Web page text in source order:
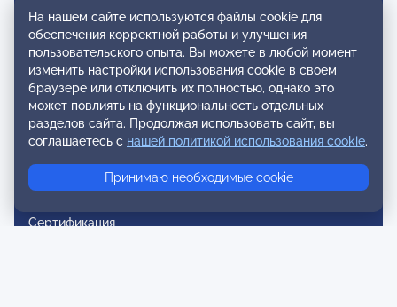
Реестры
Реестр наблюдательных членов
Реестр консультативных членов
Реестр действительных членов
Реестр СРО
Сертификация
На нашем сайте используются файлы cookie для
обеспечения корректной работы и улучшения
пользовательского опыта. Вы можете в любой момент
изменить настройки использования cookie в своем
браузере или отключить их полностью, однако это
может повлиять на функциональность отдельных
разделов сайта. Продолжая использовать сайт, вы
соглашаетесь с нашей политикой использования cookie.
Принимаю необходимые cookie